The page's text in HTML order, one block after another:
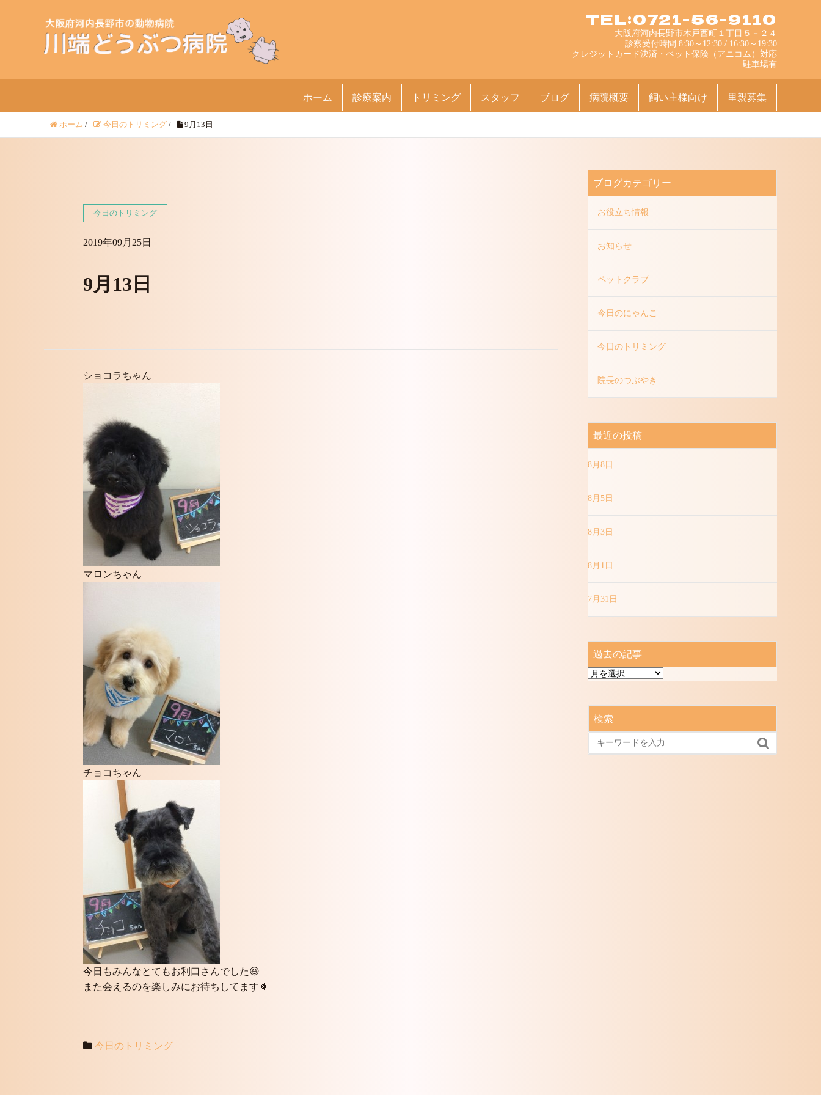
TEL:0721-56-9110
大阪府河内長野市木戸西町１丁目５－２４
診察受付時間 8:30～12:30 / 16:30～19:30
クレジットカード決済・ペット保険（アニコム）対応
駐車場有
ホーム 診療案内 トリミング スタッフ ブログ 病院概要 飼い主様向け 里親募集
ホーム / 今日のトリミング / 9月13日
今日のトリミング
2019年09月25日
9月13日
ショコラちゃん
マロンちゃん
チョコちゃん
今日もみんなとてもお利口さんでした😆
また会えるのを楽しみにお待ちしてます🍀
今日のトリミング
ブログカテゴリー
お役立ち情報
お知らせ
ペットクラブ
今日のにゃんこ
今日のトリミング
院長のつぶやき
最近の投稿
8月8日
8月5日
8月3日
8月1日
7月31日
過去の記事
過
記
検索
